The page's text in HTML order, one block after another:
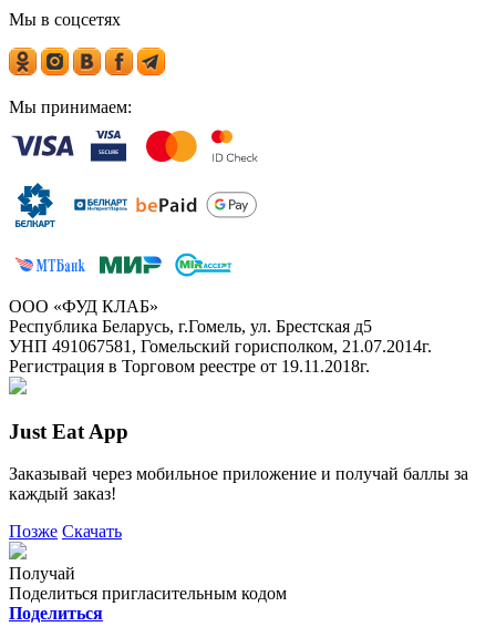
Мы в соцсетях
Мы принимаем:
ООО «ФУД КЛАБ»
Республика Беларусь, г.Гомель, ул. Брестская д5
УНП 491067581, Гомельский горисполком, 21.07.2014г.
Регистрация в Торговом реестре от 19.11.2018г.
Just Eat App
Заказывай через мобильное приложение и получай баллы за
каждый заказ!
Позже Скачать
Получай
Поделиться пригласительным кодом
Поделиться